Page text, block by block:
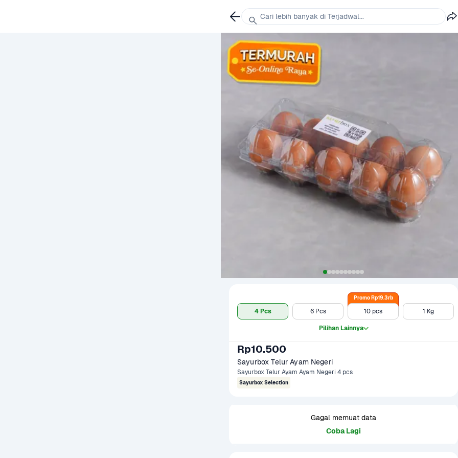
4 Pcs 6 Pcs 10 pcs
Promo Rp19.3rb
1 Kg
Pilihan Lainnya
Rp10.500
Sayurbox Telur Ayam Negeri
Sayurbox Telur Ayam Ayam Negeri 4 pcs
Sayurbox Selection
Gagal memuat data
Coba Lagi
Cari lebih banyak di Terjadwal...